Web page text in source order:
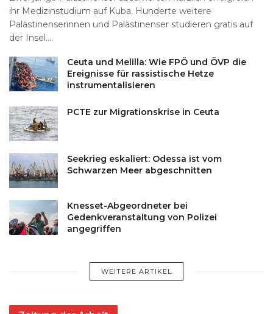
ihr Medizinstudium auf Kuba. Hunderte weitere
Palästinenserinnen und Palästinenser studieren gratis auf
der Insel....
Ceuta und Melilla: Wie FPÖ und ÖVP die
Ereignisse für rassistische Hetze
instrumentalisieren
PCTE zur Migrationskrise in Ceuta
Seekrieg eskaliert: Odessa ist vom
Schwarzen Meer abgeschnitten
Knesset-Abgeordneter bei
Gedenkveranstaltung von Polizei
angegriffen
WEITERE ARTIKEL